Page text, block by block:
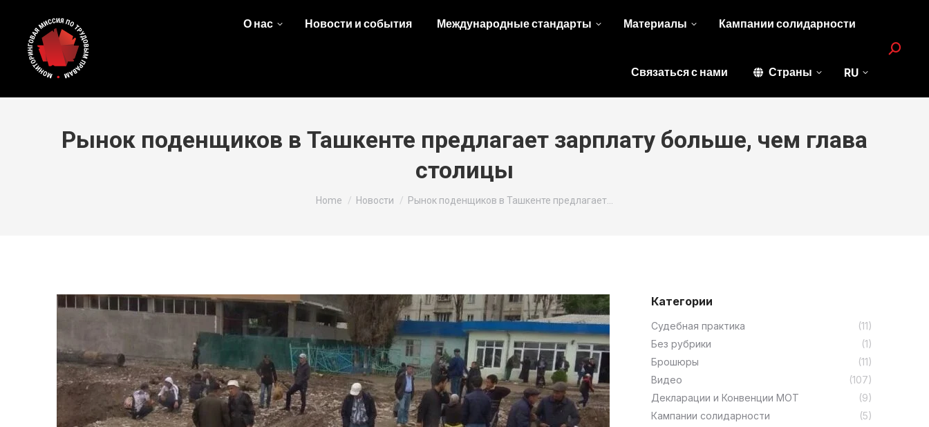
О нас Новости и события Международные стандарты Материалы Кампании солидарности
Связаться с нами Страны RU
Search:
Рынок поденщиков в Ташкенте предлагает зарплату больше, чем глава
столицы
You are here:
Home Новости Рынок поденщиков в Ташкенте предлагает…
Категории
Cудебная практика
(11)
Без рубрики
(1)
Брошюры
(11)
Видео
(107)
Декларации и Конвенции МОТ
(9)
Кампании солидарности
(5)